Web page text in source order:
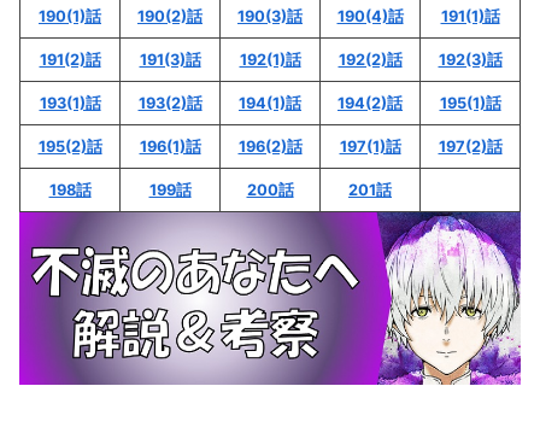
190(1)話 190(2)話 190(3)話 190(4)話 191(1)話
191(2)話 191(3)話 192(1)話 192(2)話 192(3)話
193(1)話 193(2)話 194(1)話 194(2)話 195(1)話
195(2)話 196(1)話 196(2)話 197(1)話 197(2)話
198話 199話 200話 201話